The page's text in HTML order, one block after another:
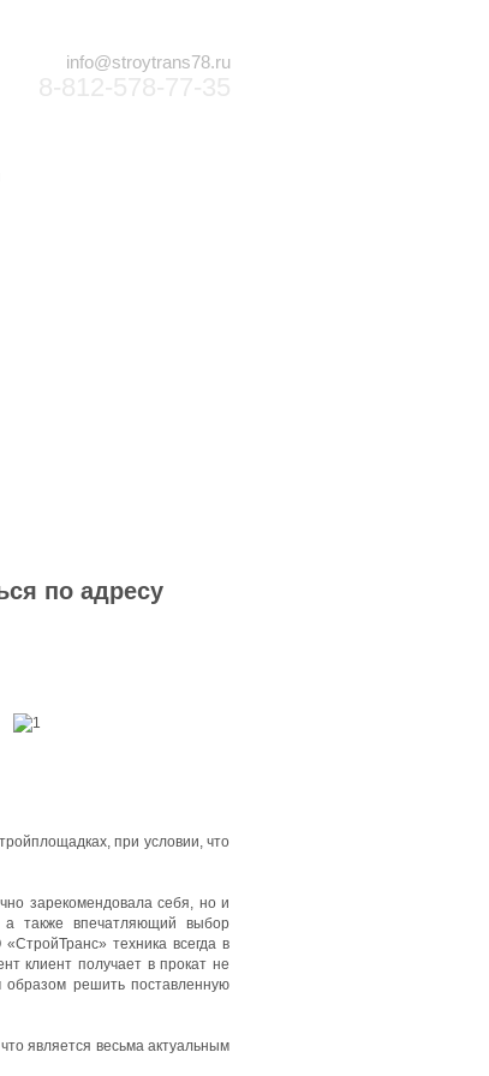
info@stroytrans78.ru
по адресу
при условии, что
зарекомендовала себя, но и
а также впечатляющий выбор
техника всегда в
клиент получает в прокат не
решить поставленную
является весьма актуальным